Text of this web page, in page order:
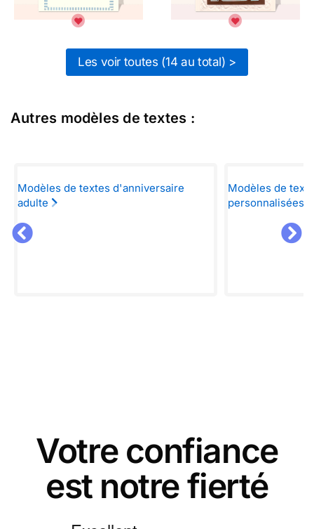
Les voir toutes (14 au total) >
Autres modèles de textes :
Modèles de textes d'anniversaire
adulte
Modèles de
personnalisées
Votre confiance
est notre fierté